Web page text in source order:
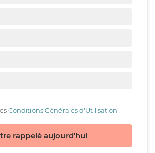
Conditions Générales d'Utilisation
rappelé aujourd'hui